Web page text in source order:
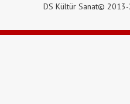
DS Kültür Sanat© 2013-